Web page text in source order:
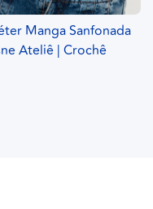
Manga Sanfonada
Ateliê | Crochê